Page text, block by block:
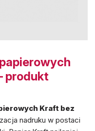
produkt
Kraft bez
nadruku w postaci